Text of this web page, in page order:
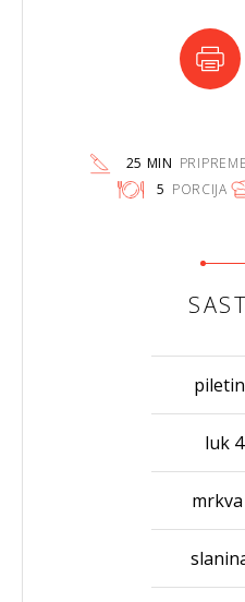
25 MIN
5 PORCIJA
luk